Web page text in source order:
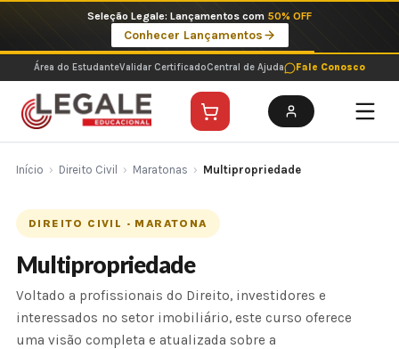
o
conteúdo
Seleção Legale: Lançamentos com 50% OFF
Conhecer Lançamentos
Área do EstudanteValidar CertificadoCentral de Ajuda Fale Conosco
Início › Direito Civil › Maratonas › Multipropriedade
DIREITO CIVIL · MARATONA
Multipropriedade
Voltado a profissionais do Direito, investidores e
interessados no setor imobiliário, este curso oferece
uma visão completa e atualizada sobre a